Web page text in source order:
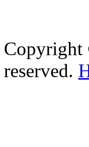
Copyright
reserved.